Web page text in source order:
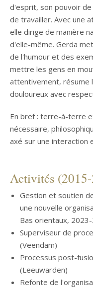
d'esprit, son pouvoir
de travailler. Avec une
elle dirige de manière
d'elle-même. Gerda
de l'humour et des
mettre les gens en
attentivement, résume
douloureux avec
En bref : terre-à-terre
nécessaire,
axé sur une interaction
Activités
Gestion et soutien
une nouvelle
Bas orientaux,
Superviseur de
(Veendam)
Processus post-
(Leeuwarden)
Refonte de